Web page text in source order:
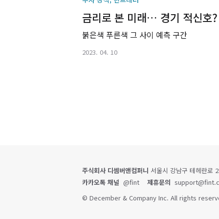
금리로 본 미래… 경기 적신호?
붉은색 푸른색 그 사이 예측 구간
2023. 04. 10
주식회사 디셈버앤컴퍼니 서울시 강남구 테헤란로
카카오톡 채널 @fint 제휴문의
© December & Company Inc. All rights